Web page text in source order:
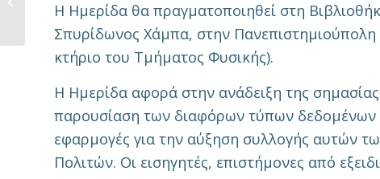
Η Ημερίδα θα πραγματοποιηθεί στη
Σπυρίδωνος Χάμπα, στην
κτήριο του Τμήματος Φυσικής).
Η Ημερίδα αφορά στην ανάδειξη της
παρουσίαση των διαφόρων τύπων δεδομένων
εφαρμογές για την αύξηση συλλογής αυτών
Πολιτών. Οι εισηγητές, επιστήμονες από
συμβολή της...